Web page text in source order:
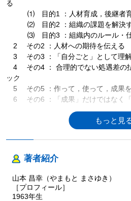
る
⑴ 目的1 ：人材育成，後継者
⑵ 目的2 ：組織の課題を解決
⑶ 目的3 ：組織内のルール・仕
2 その2 ：人材への期待を伝える
3 その3 ：「自分ごと」として理
4 その4 ： 合理的でない処遇差の
ック
5 その5 ：作って，使って，成果
6 その6 ：「成果」だけではなく
第3 章 「カンタンすぎる人事評価制度
1 「 評価項目」も「評価基準」もフ
もフルオープンで
2 1 日で3 種類の「人事評価制度
3 社長1 人で策定
4 さまざまな業種，職種で導入済
5 導入費用は0 円から：一般の人事
20分の1 から5 分の1
著者紹介
山本 昌幸（やまもと まさゆき）
［プロフィール］
1963年生